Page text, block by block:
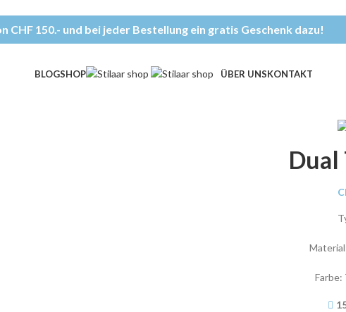
150.- und bei jeder Bestellung ein gratis Geschenk dazu!
BLOGSHOP ÜBER UNSKONTAKT
Dual
Farbe: